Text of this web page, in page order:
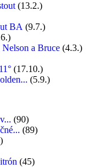
(13.2.)
BA (9.7.)
a Bruce (4.3.)
(17.10.)
(5.9.)
(90)
(89)
(45)